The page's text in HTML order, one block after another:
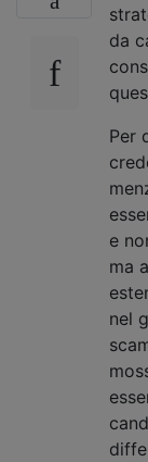
da
Per
e
ma
nel